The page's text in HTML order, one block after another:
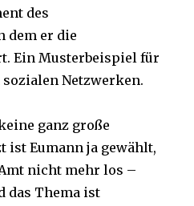
des
dem er die
Ein Musterbeispiel für
Netzwerken.
ganz große
ist Eumann ja gewählt,
nicht mehr los –
das Thema ist